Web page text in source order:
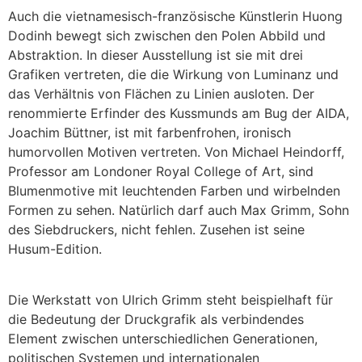
Auch die vietnamesisch-französische Künstlerin Huong
Dodinh bewegt sich zwischen den Polen Abbild und
Abstraktion. In dieser Ausstellung ist sie mit drei
Grafiken vertreten, die die Wirkung von Luminanz und
das Verhältnis von Flächen zu Linien ausloten. Der
renommierte Erfinder des Kussmunds am Bug der AIDA,
Joachim Büttner, ist mit farbenfrohen, ironisch
humorvollen Motiven vertreten. Von Michael Heindorff,
Professor am Londoner Royal College of Art, sind
Blumenmotive mit leuchtenden Farben und wirbelnden
Formen zu sehen. Natürlich darf auch Max Grimm, Sohn
des Siebdruckers, nicht fehlen. Zusehen ist seine
Husum-Edition.
Die Werkstatt von Ulrich Grimm steht beispielhaft für
die Bedeutung der Druckgrafik als verbindendes
Element zwischen unterschiedlichen Generationen,
politischen Systemen und internationalen